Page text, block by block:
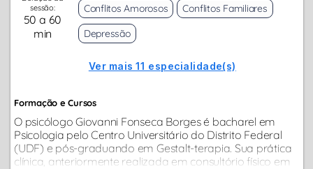
sessão:
50 a 60
min
Conflitos Amorosos
Conflitos Familiares
Depressão
Ver mais 11 especialidade(s)
Formação e Cursos
O psicólogo Giovanni Fonseca Borges é bacharel em
Psicologia pelo Centro Universitário do Distrito Federal
(UDF) e pós-graduando em Gestalt-terapia. Sua prática
clínica, anteriormente realizada em consultório físico em